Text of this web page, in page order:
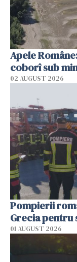
Apele
coborî sub
02 AUGUST 2026
Pompierii
Grecia
01 AUGUST 2026